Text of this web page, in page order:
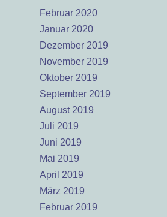
Februar 2020
Januar 2020
Dezember 2019
November 2019
Oktober 2019
September 2019
August 2019
Juli 2019
Juni 2019
Mai 2019
April 2019
März 2019
Februar 2019